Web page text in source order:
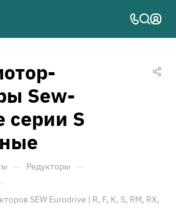
Sew-
серии S
— Редукторы —
SEW Eurodrive | R, F, K, S, RM, RX,